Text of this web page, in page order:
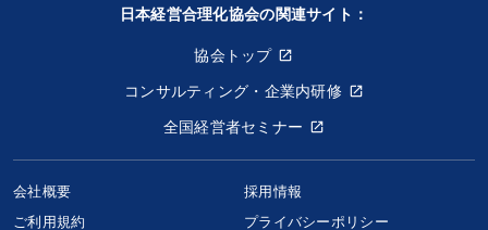
日本経営合理化協会の関連サイト：
協会トップ
コンサルティング・企業内研修
全国経営者セミナー
会社概要
採用情報
ご利用規約
プライバシーポリシー